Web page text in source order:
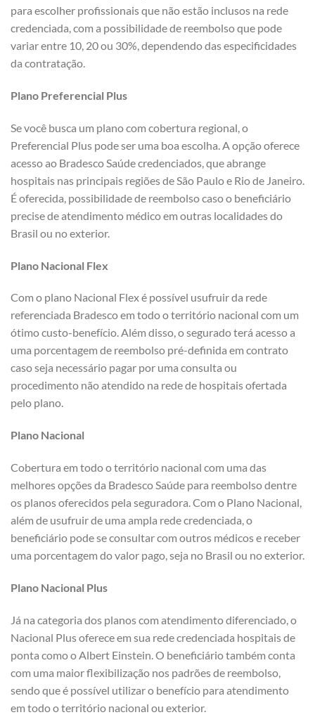
para escolher profissionais que não estão inclusos na rede
credenciada, com a possibilidade de reembolso que pode
variar entre 10, 20 ou 30%, dependendo das especificidades
da contratação.
Plano Preferencial Plus
Se você busca um plano com cobertura regional, o
Preferencial Plus pode ser uma boa escolha. A opção oferece
acesso ao Bradesco Saúde credenciados, que abrange
hospitais nas principais regiões de São Paulo e Rio de Janeiro.
É oferecida, possibilidade de reembolso caso o beneficiário
precise de atendimento médico em outras localidades do
Brasil ou no exterior.
Plano Nacional Flex
Com o plano Nacional Flex é possível usufruir da rede
referenciada Bradesco em todo o território nacional com um
ótimo custo-benefício. Além disso, o segurado terá acesso a
uma porcentagem de reembolso pré-definida em contrato
caso seja necessário pagar por uma consulta ou
procedimento não atendido na rede de hospitais ofertada
pelo plano.
Plano Nacional
Cobertura em todo o território nacional com uma das
melhores opções da Bradesco Saúde para reembolso dentre
os planos oferecidos pela seguradora. Com o Plano Nacional,
além de usufruir de uma ampla rede credenciada, o
beneficiário pode se consultar com outros médicos e receber
uma porcentagem do valor pago, seja no Brasil ou no exterior.
Plano Nacional Plus
Já na categoria dos planos com atendimento diferenciado, o
Nacional Plus oferece em sua rede credenciada hospitais de
ponta como o Albert Einstein. O beneficiário também conta
com uma maior flexibilização nos padrões de reembolso,
sendo que é possível utilizar o benefício para atendimento
em todo o território nacional ou exterior.